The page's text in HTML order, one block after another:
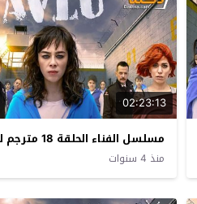
02:23:13
مسلسل الفناء الحلقة 18 مترجم للعربية
منذ 4 سنوات